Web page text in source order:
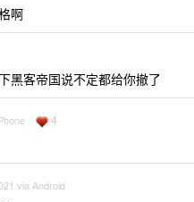
啊
黑客帝国说不定都给你撤了
4
via Android